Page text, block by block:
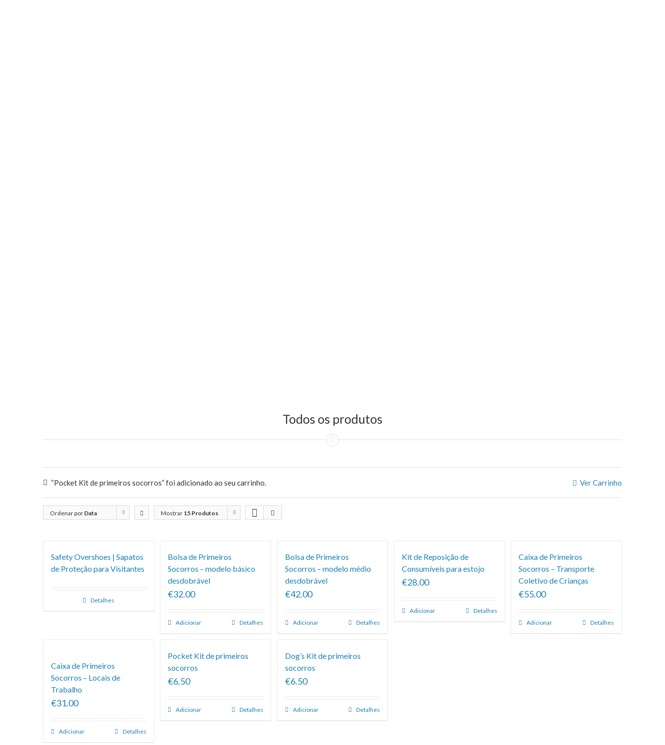
Todos os produtos
Ver Carrinho
“Pocket Kit de primeiros socorros” foi adicionado ao seu carrinho.
Ordenar por Data Mostrar 15 Produtos
Safety Overshoes | Sapatos
de Proteção para Visitantes
Detalhes
Bolsa de Primeiros
Socorros – modelo básico
desdobrável
€32.00
Adicionar Detalhes
Bolsa de Primeiros
Socorros – modelo médio
desdobrável
€42.00
Adicionar Detalhes
Kit de Reposição de
Consumíveis para estojo
€28.00
Adicionar Detalhes
Caixa de Primeiros
Socorros – Transporte
Coletivo de Crianças
€55.00
Adicionar Detalhes
Caixa de Primeiros
Socorros – Locais de
Trabalho
€31.00
Adicionar Detalhes
Pocket Kit de primeiros
socorros
€6.50
Adicionar Detalhes
Dog’s Kit de primeiros
socorros
€6.50
Adicionar Detalhes